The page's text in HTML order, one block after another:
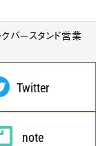
バースタンド営業
Twitter
note